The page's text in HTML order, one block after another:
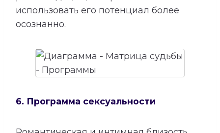
использовать его потенциал более
осознанно.
6. Программа сексуальности